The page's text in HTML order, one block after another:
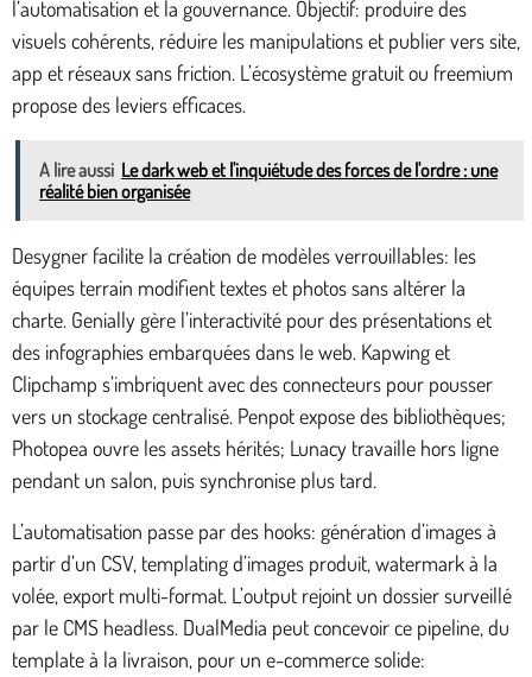
l’automatisation et la gouvernance. Objectif: produire des
visuels cohérents, réduire les manipulations et publier vers site,
app et réseaux sans friction. L’écosystème gratuit ou freemium
propose des leviers efficaces.
A lire aussi Le dark web et l'inquiétude des forces de l'ordre : une
réalité bien organisée
Desygner facilite la création de modèles verrouillables: les
équipes terrain modifient textes et photos sans altérer la
charte. Genially gère l’interactivité pour des présentations et
des infographies embarquées dans le web. Kapwing et
Clipchamp s’imbriquent avec des connecteurs pour pousser
vers un stockage centralisé. Penpot expose des bibliothèques;
Photopea ouvre les assets hérités; Lunacy travaille hors ligne
pendant un salon, puis synchronise plus tard.
L’automatisation passe par des hooks: génération d’images à
partir d’un CSV, templating d’images produit, watermark à la
volée, export multi-format. L’output rejoint un dossier surveillé
par le CMS headless. DualMedia peut concevoir ce pipeline, du
template à la livraison, pour un e-commerce solide: